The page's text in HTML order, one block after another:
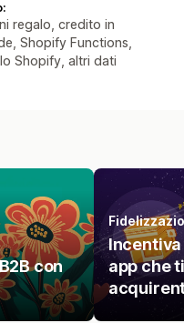
regalo, credito in
Shopify Functions,
Shopify, altri dati
con
app che